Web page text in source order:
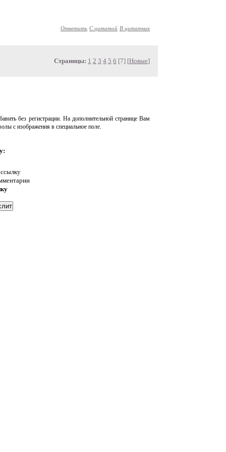
Ответить С цитатой В цитатник
Страницы: 1 2 3 4 5 6 [7] [Новые]
без регистрации. На дополнительной странице Вам
с изображения в специальное поле.